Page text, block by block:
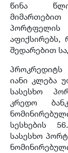
წინა
პორტფელის
აფიქსირებს,
შედარებით
იანი კლება
სასესხო
კრედო
სესხების
სასესხო